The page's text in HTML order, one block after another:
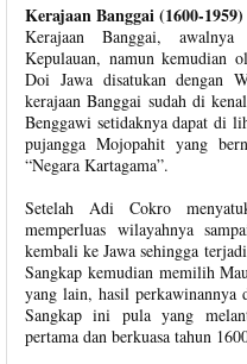
Kerajaan Banggai (1600-
Kerajaan Banggai,
Kepulauan, namun kemudian
Doi Jawa disatukan dengan
kerajaan Banggai sudah di
Benggawi setidaknya dapat di
pujangga Mojopahit yang
“Negara Kartagama”.
Setelah Adi Cokro
memperluas wilayahnya
kembali ke Jawa sehingga
Sangkap kemudian memilih
yang lain, hasil perkawinannya
Sangkap ini pula yang
pertama dan berkuasa tahun